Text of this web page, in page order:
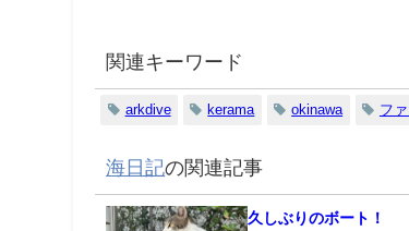
関連キーワード
arkdive kerama okinawa フ
海日記の関連記事
久しぶりのボート！